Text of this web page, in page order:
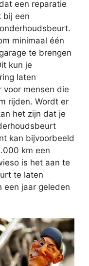
een reparatie
bij een
minimaal één
te brengen
kun je
laten
voor mensen die
rijden. Wordt er
het zijn dat je
kan bijvoorbeeld
km een
is het aan te
te laten
een jaar geleden